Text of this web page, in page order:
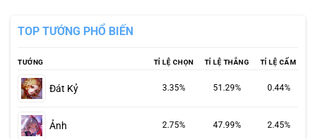
TOP TƯỚNG PHỔ BIẾN
TƯỚNG TỈ LỆ CHỌN TỈ LỆ THẮNG TỈ LỆ CẤM
Đát Kỷ 3.35% 51.29% 0.44%
Ảnh 2.75% 47.99% 2.45%